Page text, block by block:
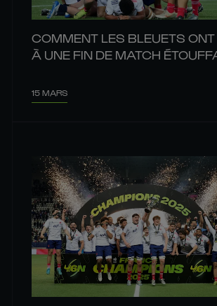
COMMENT LES BLEUETS
À UNE FIN DE MATCH
15 MARS